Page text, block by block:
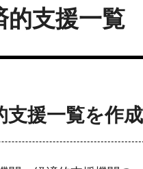
的支援一覧
支援一覧を作